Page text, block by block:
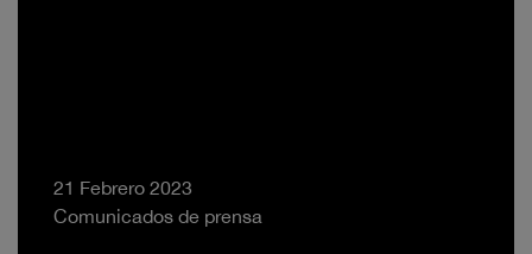
21 Febrero 2023
Comunicados de prensa